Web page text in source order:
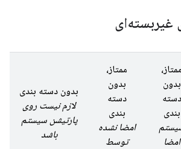
غیربسته‌ای
ممتاز،
بدون
دسته
بندی
امضا
ممتاز،
بدون
دسته
بندی
امضا نشده
توسط
بدون دسته بندی
لازم نیست روی
پارتیشن سیستم
باشد